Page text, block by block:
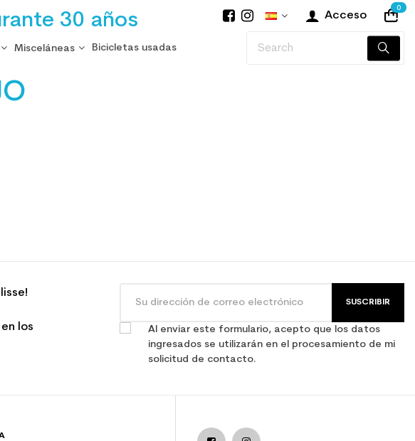
30 años Acceso
0
Misceláneas Bicicletas usadas
los
SUSCRIBIR
Al enviar este formulario, acepto que los datos
ingresados se utilizarán en el procesamiento de mi
solicitud de contacto.